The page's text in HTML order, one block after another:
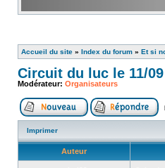
Accueil du site » Index du forum » Et si
Circuit du luc le 11/09
Modérateur: Organisateurs
Imprimer
Auteur